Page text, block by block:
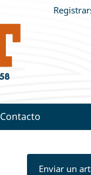
Contacto
Enviar un